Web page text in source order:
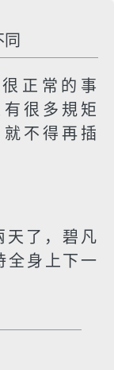
正常的事
很多規矩
不得再插
天了，碧凡
全身上下一